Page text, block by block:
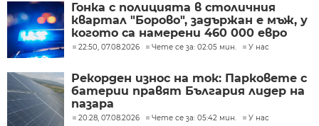
Гонка с полицията в столичния
квартал "Борово", задържан е мъж, у
когото са намерени 460 000 евро
22:50, 07.08.2026 Чете се за: 02:05 мин. У нас
Рекорден износ на ток: Парковете с
батерии правят България лидер на
пазара
20:28, 07.08.2026 Чете се за: 05:42 мин. У нас